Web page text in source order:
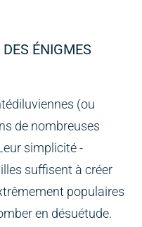
ÉNIGMES
(ou
de nombreuses
simplicité -
suffisent à créer
populaires
en désuétude.